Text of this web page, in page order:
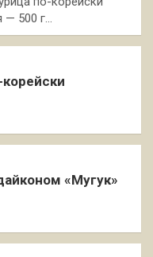
— 500 г…
«Мугук»